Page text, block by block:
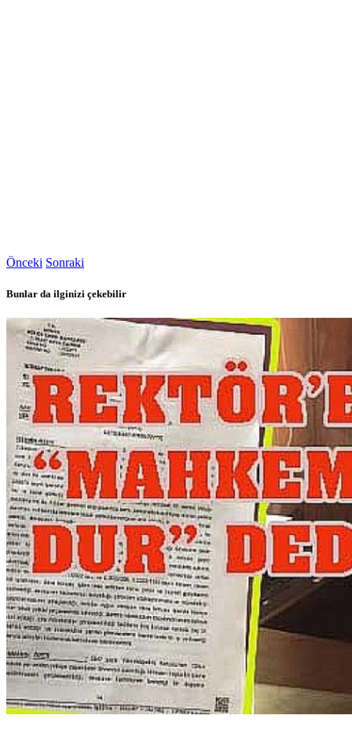
Önceki Sonraki
Bunlar da ilginizi çekebilir